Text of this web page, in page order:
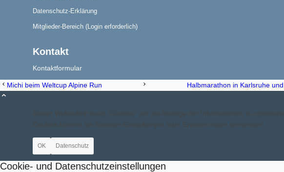
Aktuelles
Termine/Training
Datenschutz-Erklärung
Mitglieder-Bereich (Login erforderlich)
Kontakt
Kontaktformular
Michi beim Weltcup Alpine Run Halbmarathon in Karlsruhe
Dieser Webauftritt nutzt "Cookies" um die Anzeige der Informationen zu
Cookies können sie Browser-Einstellungen oder Erweiterungen verwenden.
OK Datenschutz
Cookie- und Datenschutzeinstellungen